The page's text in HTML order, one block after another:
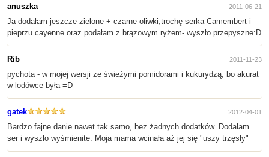
anuszka 2011-06-21
Ja dodałam jeszcze zielone + czarne oliwki,trochę serka Camembert i
pieprzu cayenne oraz podałam z brązowym ryżem- wyszło przepyszne:D
Rib 2011-11-23
pychota - w mojej wersji ze świeżymi pomidorami i kukurydzą, bo akurat
w lodówce była =D
gatek 2012-04-01
Bardzo fajne danie nawet tak samo, bez żadnych dodatków. Dodałam
ser i wyszło wyśmienite. Moja mama wcinała aż jej się "uszy trzęsły"